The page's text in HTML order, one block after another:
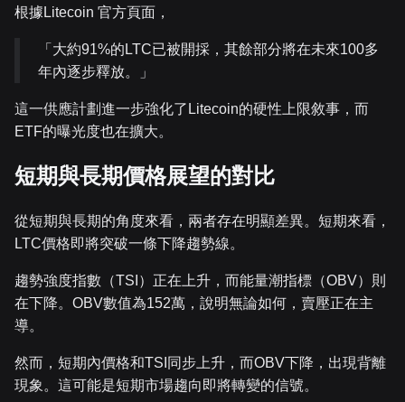
根據Litecoin 官方頁面，
「大約91%的LTC已被開採，其餘部分將在未來100多
年內逐步釋放。」
這一供應計劃進一步強化了Litecoin的硬性上限敘事，而
ETF的曝光度也在擴大。
短期與長期價格展望的對比
從短期與長期的角度來看，兩者存在明顯差異。短期來看，
LTC價格即將突破一條下降趨勢線。
趨勢強度指數（TSI）正在上升，而能量潮指標（OBV）則
在下降。OBV數值為152萬，說明無論如何，賣壓正在主
導。
然而，短期內價格和TSI同步上升，而OBV下降，出現背離
現象。這可能是短期市場趨向即將轉變的信號。